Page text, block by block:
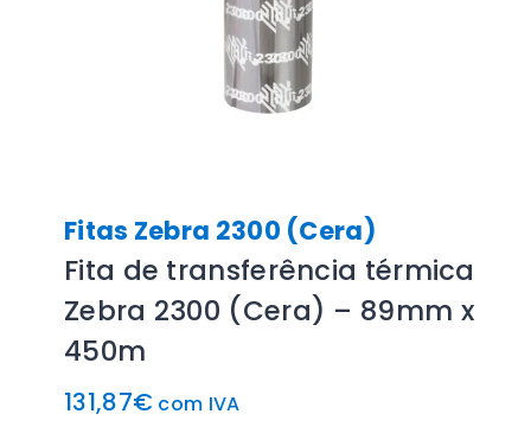
Fitas Zebra 2300 (Cera)
Fita de transferência térmica
Zebra 2300 (Cera) – 89mm x
450m
131,87€ com IVA